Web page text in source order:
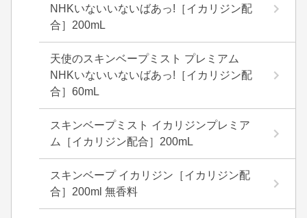
NHKいないいないばあっ!［イカリジン配
合］200mL
天使のスキンベープミスト プレミアム
NHKいないいないばあっ!［イカリジン配
合］60mL
スキンベープミスト イカリジンプレミア
ム［イカリジン配合］200mL
スキンベープ イカリジン［イカリジン配
合］200ml 無香料